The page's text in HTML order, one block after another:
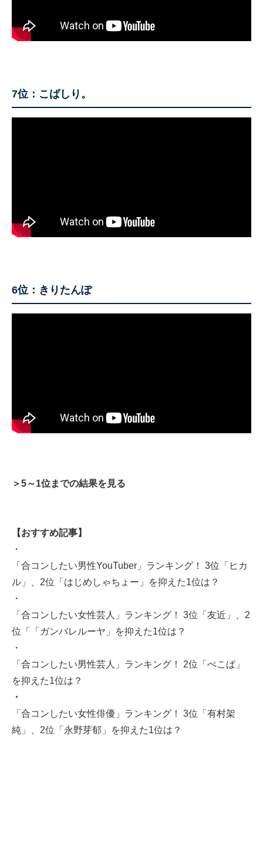
7位：こばしり。
6位：きりたんぽ
＞5～1位までの結果を見る
【おすすめ記事】
・
「合コンしたい男性YouTuber」ランキング！ 3位「ヒカ
ル」、2位「はじめしゃちょー」を抑えた1位は？
・
「合コンしたい女性芸人」ランキング！ 3位「友近」、2
位「「ガンバレルーヤ」を抑えた1位は？
・
「合コンしたい男性芸人」ランキング！ 2位「ぺこぱ」
を抑えた1位は？
・
「合コンしたい女性俳優」ランキング！ 3位「有村架
純」、2位「永野芽郁」を抑えた1位は？